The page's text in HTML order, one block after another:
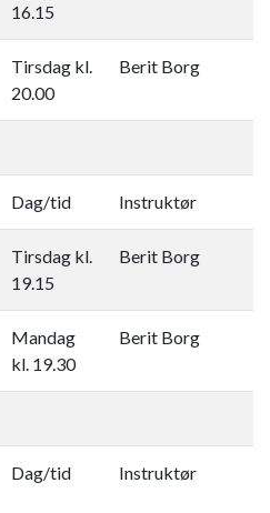
16.15
Tirsdag kl.
20.00​
Berit Borg
Dag/tid Instruktør
Tirsdag kl.
19.15​
Berit Borg
Mandag
kl. 19.30
Berit Borg
Dag/tid Instruktør